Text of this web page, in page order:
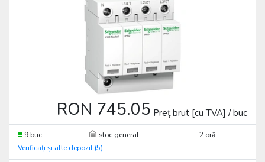
RON 745.05 Preț brut [cu TVA] / buc
9 buc stoc general
2 oră
Verificați și alte depozit (5)